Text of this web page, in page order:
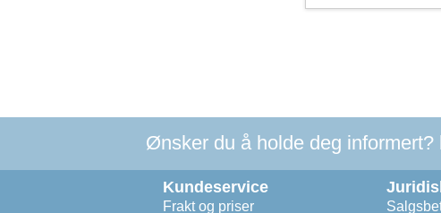
Ønsker du å holde deg
Kundeservice
Frakt og priser